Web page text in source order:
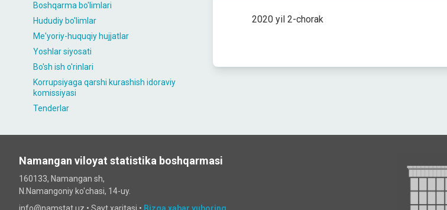
Boshqarma bo'limlari
Hududiy bo'limlar
Me'yoriy-huquqiy hujjatlar
Yoshlar siyosati
Bo'sh ish o'rinlari
Korrupsiyaga qarshi kurashish idoraviy
komissiyasi
Tenderlar
2020 yil 2-chorak
Namangan viloyat statistika boshqarmasi
160133, Namangan sh,
N.Namangoniy ko'chasi, 14-uy.